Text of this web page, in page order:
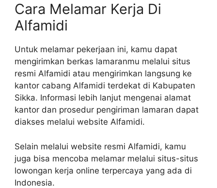
Cara Melamar Kerja Di
Alfamidi
Untuk melamar pekerjaan ini, kamu dapat
mengirimkan berkas lamaranmu melalui situs
resmi Alfamidi atau mengirimkan langsung ke
kantor cabang Alfamidi terdekat di Kabupaten
Sikka. Informasi lebih lanjut mengenai alamat
kantor dan prosedur pengiriman lamaran dapat
diakses melalui website Alfamidi.
Selain melalui website resmi Alfamidi, kamu
juga bisa mencoba melamar melalui situs-situs
lowongan kerja online terpercaya yang ada di
Indonesia.